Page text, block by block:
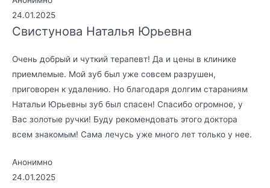
24.01.2025
Свистунова Наталья Юрьевна
Очень добрый и чуткий терапевт! Да и цены в клинике
приемлемые. Мой зуб был уже совсем разрушен,
приговорен к удалению. Но благодаря долгим стараниям
Натальи Юрьевны зуб был спасен! Спасибо огромное, у
Вас золотые ручки! Буду рекомендовать этого доктора
всем знакомым! Сама лечусь уже много лет только у нее.
Анонимно
24.01.2025